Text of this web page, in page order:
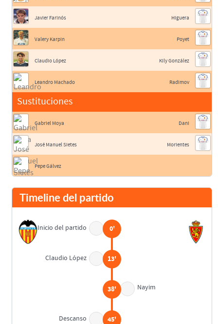
Javier Farinós
Valery Karpin
Claudio López
Leandro Machado
Sustituciones
Gabriel Moya
José Manuel Sietes
Pepe Gálvez
Higuera
Poyet
Kily González
Radimov
Dani
Morientes
Timeline del partido
Inicio del partido 0'
Claudio López 13'
Nayim
38'
Descanso 45'